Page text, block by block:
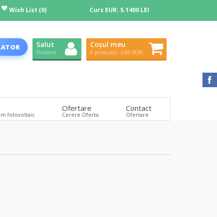
Wish List (0) Curs EUR: 5.1400 LEI
Salut
Vizitator
Coșul meu
0 produs(e) - 0,00 RON
fotovoltaic
Ofertare
Cerere Oferta
Contact
Ofertare